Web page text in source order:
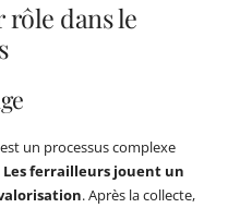
dans le
un processus complexe
Les ferrailleurs jouent un
. Après la collecte,